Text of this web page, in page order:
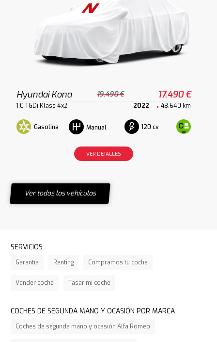
Hyundai Kona 19.490 € 17.490 €
1.0 TGDi Klass 4x2 2022 43.640 km
Gasolina Manual 120 cv
VER DETALLES
Ver todos los vehículos
SERVICIOS
Garantía Renting Compramos tu coche
Vender coche Tasar mi coche
COCHES DE SEGUNDA MANO Y OCASIÓN POR MARCA
Coches de segunda mano y ocasión Alfa Romeo